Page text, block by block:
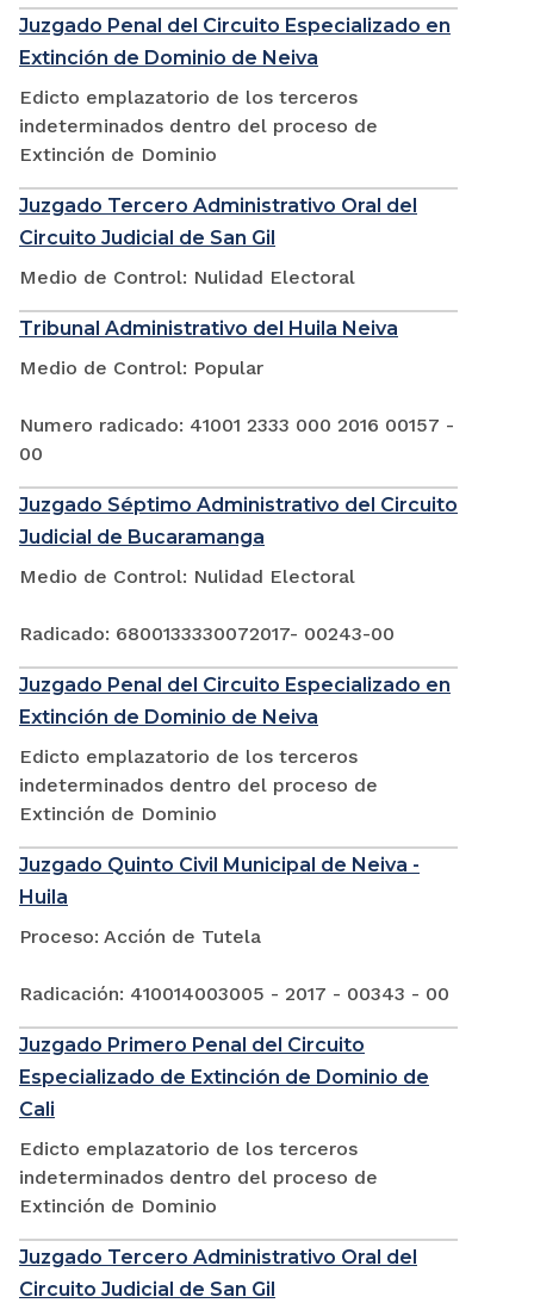
Juzgado Penal del Circuito Especializado en
Extinción de Dominio de Neiva
Edicto emplazatorio de los terceros
indeterminados dentro del proceso de
Extinción de Dominio
Juzgado Tercero Administrativo Oral del
Circuito Judicial de San Gil
Medio de Control: Nulidad Electoral
Tribunal Administrativo del Huila Neiva
Medio de Control: Popular
Numero radicado: 41001 2333 000 2016 00157 -
00
Juzgado Séptimo Administrativo del Circuito
Judicial de Bucaramanga
Medio de Control: Nulidad Electoral
Radicado: 6800133330072017- 00243-00
Juzgado Penal del Circuito Especializado en
Extinción de Dominio de Neiva
Edicto emplazatorio de los terceros
indeterminados dentro del proceso de
Extinción de Dominio
Juzgado Quinto Civil Municipal de Neiva -
Huila
Proceso: Acción de Tutela
Radicación: 410014003005 - 2017 - 00343 - 00
Juzgado Primero Penal del Circuito
Especializado de Extinción de Dominio de
Cali
Edicto emplazatorio de los terceros
indeterminados dentro del proceso de
Extinción de Dominio
Juzgado Tercero Administrativo Oral del
Circuito Judicial de San Gil